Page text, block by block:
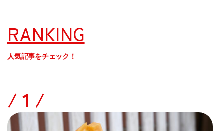
RANKING
人気記事をチェック！
/